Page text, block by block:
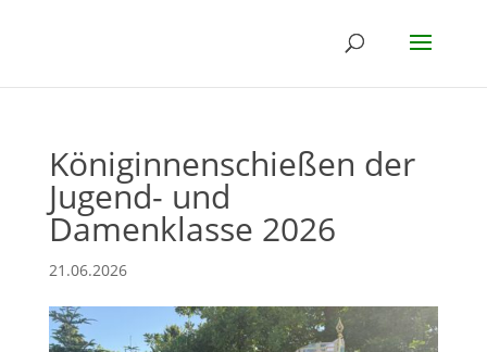
Königinnenschießen der
Jugend- und
Damenklasse 2026
21.06.2026